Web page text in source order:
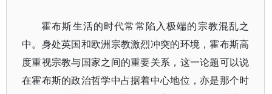
霍布斯生活的时代常常陷入极端的宗教混乱之
中。身处英国和欧洲宗教激烈冲突的环境，霍布斯高
度重视宗教与国家之间的重要关系，这一论题可以说
在霍布斯的政治哲学中占据着中心地位，亦是那个时